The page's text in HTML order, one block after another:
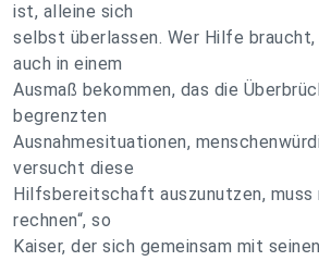
ist, alleine sich
selbst überlassen. Wer Hilfe braucht,
auch in einem
Ausmaß bekommen, das die
begrenzten
Ausnahmesituationen,
versucht diese
Hilfsbereitschaft auszunutzen, muss
rechnen“, so
Kaiser, der sich gemeinsam mit